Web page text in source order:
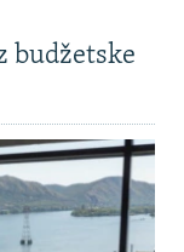
budžetske